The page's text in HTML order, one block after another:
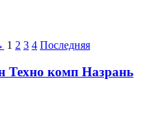
1 2 3 4 Последняя
Техно комп Назрань